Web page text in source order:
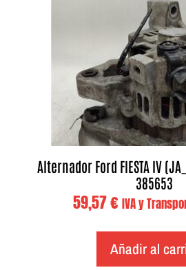
Alternador Ford FIESTA IV
385653
59,57€ IVA y
Añadir al